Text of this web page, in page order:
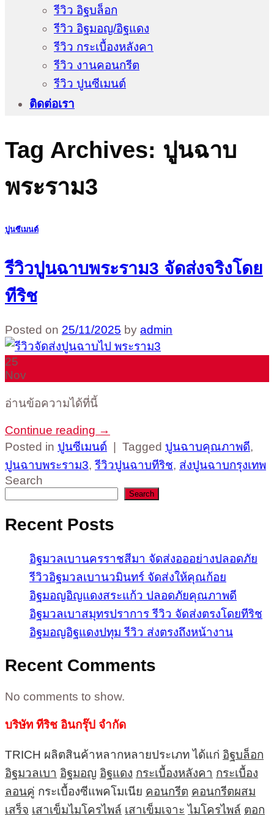
รีวิว อิฐบล็อก
รีวิว อิฐมอญ/อิฐแดง
รีวิว กระเบื้องหลังคา
รีวิว งานคอนกรีต
รีวิว ปูนซีเมนต์
ติดต่อเรา
Tag Archives: ปูนฉาบ
พระราม3
ปูนซีเมนต์
รีวิวปูนฉาบพระราม3 จัดส่งจริงโดย
ทีริช
Posted on 25/11/2025 by admin
25
Nov
อ่านข้อความได้ที่นี้
Continue reading →
Posted in ปูนซีเมนต์ Tagged ปูนฉาบคุณภาพดี,
ปูนฉาบพระราม3,รีวิวปูนฉาบทีริช, ส่งปูนฉาบกรุงเทพ
Search
Search
Recent Posts
อิฐมวลเบานครราชสีมา จัดส่งอออย่างปลอดภัย
รีวิวอิฐมวลเบานวมินทร์ จัดส่งให้คุณก้อย
อิฐมอญอิญแดงสระแก้ว ปลอดภัยคุณภาพดี
อิฐมวลเบาสมุทรปราการ รีวิว จัดส่งตรงโดยทีริช
อิฐมอญอิฐแดงปทุม รีวิว ส่งตรงถึงหน้างาน
Recent Comments
No comments to show.
บริษัท ทีริช อินกรุ๊ป จำกัด
TRICH ผลิตสินค้าหลากหลายประเภท ได้แก่ อิฐบล็อก
อิฐมวลเบา อิฐมอญ อิฐแดง กระเบื้องหลังคา กระเบื้อง
ลอนคู่ กระเบื้องซีแพคโมเนีย คอนกรีต คอนกรีตผสม
เสร็จ เสาเข็มไมโครไพล์ เสาเข็มเจาะ ไมโครไพล์ ตอก